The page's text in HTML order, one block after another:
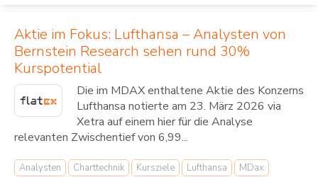
Aktie im Fokus: Lufthansa – Analysten von
Bernstein Research sehen rund 30%
Kurspotential
Die im MDAX enthaltene Aktie des Konzerns
Lufthansa notierte am 23. März 2026 via
Xetra auf einem hier für die Analyse
relevanten Zwischentief von 6,99...
Analysten Charttechnik Kursziele Lufthansa
MDax